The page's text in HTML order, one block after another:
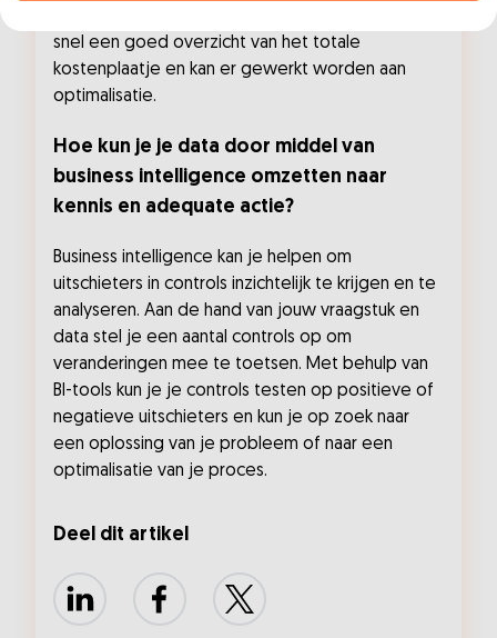
snel een goed overzicht van het totale
kostenplaatje en kan er gewerkt worden aan
optimalisatie.
Hoe kun je je data door middel van
business intelligence omzetten naar
kennis en adequate actie?
Business intelligence kan je helpen om
uitschieters in controls inzichtelijk te krijgen en te
analyseren. Aan de hand van jouw vraagstuk en
data stel je een aantal controls op om
veranderingen mee te toetsen. Met behulp van
BI-tools kun je je controls testen op positieve of
negatieve uitschieters en kun je op zoek naar
een oplossing van je probleem of naar een
optimalisatie van je proces.
Deel dit artikel
LinkedIn FacebookX